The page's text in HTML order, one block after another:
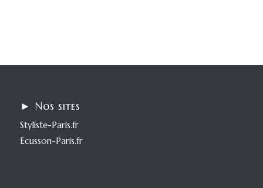
► Nos sites
Styliste-Paris.fr
Ecusson-Paris.fr